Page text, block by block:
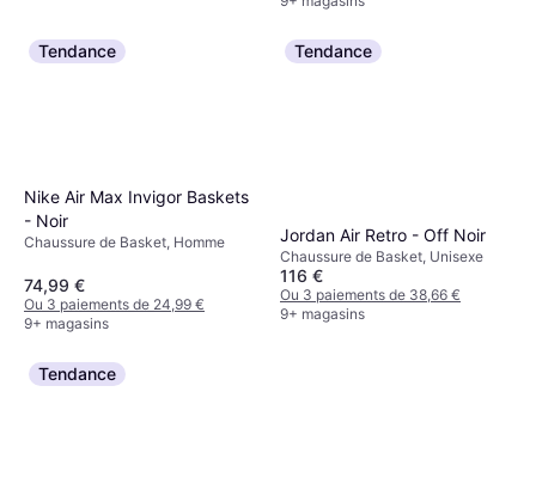
Tendance
Nike Air Max Invigor Baskets
- Noir
Chaussure de Basket, Homme
74,99 €
Ou 3 paiements de 24,99 €
9+ magasins
Tendance
Jordan Air Retro - Off Noir
Chaussure de Basket, Unisexe
116 €
Ou 3 paiements de 38,66 €
9+ magasins
Tendance